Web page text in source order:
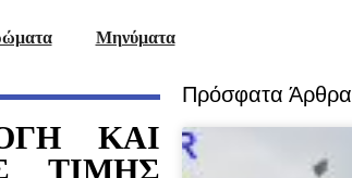
Μηνύματα
ΚΑΙ
Πρόσφατα Άρθρα